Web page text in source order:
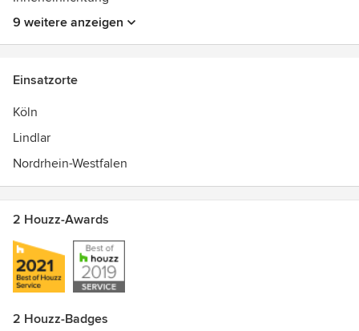
9 weitere anzeigen
Einsatzorte
Köln
Lindlar
Nordrhein-Westfalen
2 Houzz-Awards
2 Houzz-Badges